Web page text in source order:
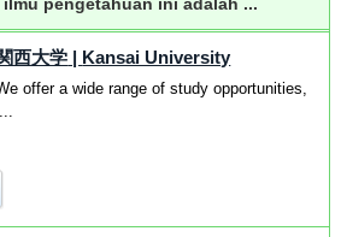
西大学 | Kansai University
offer a wide range of study opportunities,